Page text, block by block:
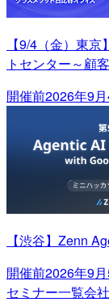
【9/4（金）東
トセンター～顧
開催前2026年9
【渋谷】Zenn
開催前2026年9
セミナー一覧会